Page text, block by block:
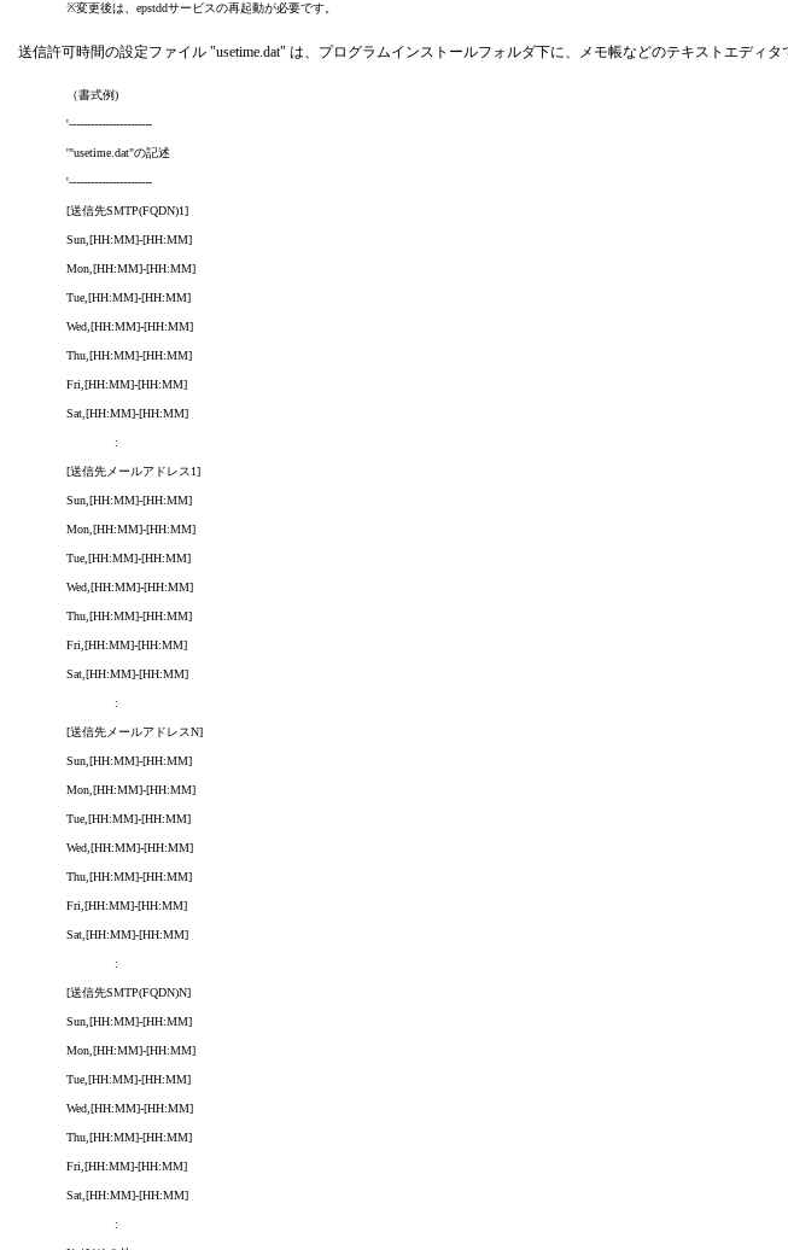
※変更後は、epstddサービスの再起動が必要です。
送信許可時間の設定ファイル "usetime.dat" は、プログラムインストールフォルダ下に、メモ帳などのテキストエディ
（書式例)
'-----------------------
'"usetime.dat"の記述
'-----------------------
[送信先SMTP(FQDN)1]
Sun,[HH:MM]-[HH:MM]
Mon,[HH:MM]-[HH:MM]
Tue,[HH:MM]-[HH:MM]
Wed,[HH:MM]-[HH:MM]
Thu,[HH:MM]-[HH:MM]
Fri,[HH:MM]-[HH:MM]
Sat,[HH:MM]-[HH:MM]
:
[送信先メールアドレス1]
Sun,[HH:MM]-[HH:MM]
Mon,[HH:MM]-[HH:MM]
Tue,[HH:MM]-[HH:MM]
Wed,[HH:MM]-[HH:MM]
Thu,[HH:MM]-[HH:MM]
Fri,[HH:MM]-[HH:MM]
Sat,[HH:MM]-[HH:MM]
:
[送信先メールアドレスN]
Sun,[HH:MM]-[HH:MM]
Mon,[HH:MM]-[HH:MM]
Tue,[HH:MM]-[HH:MM]
Wed,[HH:MM]-[HH:MM]
Thu,[HH:MM]-[HH:MM]
Fri,[HH:MM]-[HH:MM]
Sat,[HH:MM]-[HH:MM]
:
[送信先SMTP(FQDN)N]
Sun,[HH:MM]-[HH:MM]
Mon,[HH:MM]-[HH:MM]
Tue,[HH:MM]-[HH:MM]
Wed,[HH:MM]-[HH:MM]
Thu,[HH:MM]-[HH:MM]
Fri,[HH:MM]-[HH:MM]
Sat,[HH:MM]-[HH:MM]
: